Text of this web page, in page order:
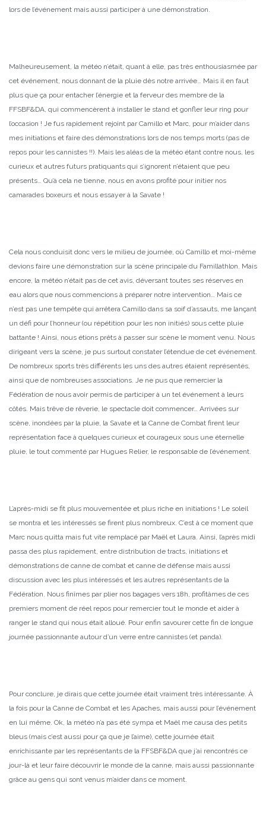
lors de l’événement mais aussi participer à une démonstration.
Malheureusement, la météo n’était, quant à elle, pas très enthousiasmée par
cet événement, nous donnant de la pluie dès notre arrivée… Mais il en faut
plus que ça pour entacher l’énergie et la ferveur des membre de la
FFSBF&DA, qui commencèrent à installer le stand et gonfler leur ring pour
l’occasion ! Je fus rapidement rejoint par Camillo et Marc, pour m’aider dans
mes initiations et faire des démonstrations lors de nos temps morts (pas de
repos pour les cannistes !!). Mais les aléas de la météo étant contre nous, les
curieux et autres futurs pratiquants qui s’ignorent n’étaient que peu
présents… Qu’à cela ne tienne, nous en avons profité pour initier nos
camarades boxeurs et nous essayer à la Savate !
Cela nous conduisit donc vers le milieu de journée, où Camillo et moi-même
devions faire une démonstration sur la scène principale du Famillathlon. Mais
encore, la météo n’était pas de cet avis, déversant toutes ses réserves en
eau alors que nous commencions à préparer notre intervention… Mais ce
n’est pas une tempête qui arrêtera Camillo dans sa soif d’assauts, me lançant
un défi pour l’honneur (ou répétition pour les non initiés) sous cette pluie
battante ! Ainsi, nous étions prêts à passer sur scène le moment venu. Nous
dirigeant vers la scène, je pus surtout constater l’étendue de cet événement.
De nombreux sports très différents les uns des autres étaient représentés,
ainsi que de nombreuses associations. Je ne pus que remercier la
Fédération de nous avoir permis de participer à un tel événement à leurs
côtés. Mais trêve de rêverie, le spectacle doit commencer… Arrivées sur
scène, inondées par la pluie, la Savate et la Canne de Combat firent leur
représentation face à quelques curieux et courageux sous une éternelle
pluie, le tout commenté par Hugues Relier, le responsable de l’événement.
L’après-midi se fit plus mouvementée et plus riche en initiations ! Le soleil
se montra et les intéressés se firent plus nombreux. C’est à ce moment que
Marc nous quitta mais fut vite remplacé par Maël et Laura. Ainsi, l’après midi
passa des plus rapidement, entre distribution de tracts, initiations et
démonstrations de canne de combat et canne de défense mais aussi
discussion avec les plus intéressés et les autres représentants de la
Fédération. Nous finîmes par plier nos bagages vers 18h, profitâmes de ces
premiers moment de réel repos pour remercier tout le monde et aider à
ranger le stand qui nous était alloué. Pour enfin savourer cette fin de longue
journée passionnante autour d’un verre entre cannistes (et panda).
Pour conclure, je dirais que cette journée était vraiment très intéressante. À
la fois pour la Canne de Combat et les Apaches, mais aussi pour l’événement
en lui même. Ok, la météo n’a pas été sympa et Maël me causa des petits
bleus (mais c’est aussi pour ça que je l’aime), cette journée était
enrichissante par les représentants de la FFSBF&DA que j’ai rencontrés ce
jour-là et leur faire découvrir le monde de la canne, mais aussi passionnante
grâce au gens qui sont venus m’aider dans ce moment.